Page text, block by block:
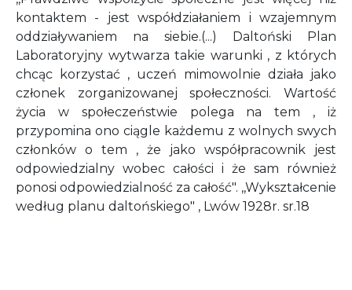
kontaktem - jest współdziałaniem i wzajemnym
oddziaływaniem na siebie.(...) Daltoński Plan
Laboratoryjny wytwarza takie warunki , z których
chcąc korzystać , uczeń mimowolnie działa jako
członek zorganizowanej społeczności. Wartość
życia w społeczeństwie polega na tem , iż
przypomina ono ciągle każdemu z wolnych swych
członków o tem , że jako współpracownik jest
odpowiedzialny wobec całości i że sam również
ponosi odpowiedzialność za całość". ,,Wykształcenie
według planu daltońskiego" , Lwów 1928r. sr.18